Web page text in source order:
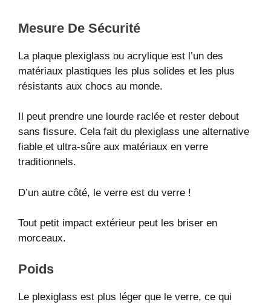
Mesure De Sécurité
La plaque plexiglass ou acrylique est l’un des
matériaux plastiques les plus solides et les plus
résistants aux chocs au monde.
Il peut prendre une lourde raclée et rester debout
sans fissure. Cela fait du plexiglass une alternative
fiable et ultra-sûre aux matériaux en verre
traditionnels.
D’un autre côté, le verre est du verre !
Tout petit impact extérieur peut les briser en
morceaux.
Poids
Le plexiglass est plus léger que le verre, ce qui